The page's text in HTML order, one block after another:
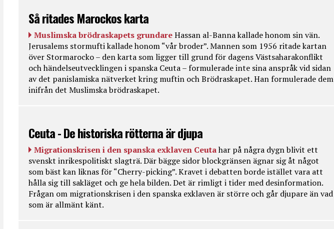
Så ritades Marockos karta
Muslimska brödraskapets grundareHassan al-Banna kallade honom sin vän.
Jerusalems stormufti kallade honom “vår broder”. Mannen som 1956 ritade kartan
över Stormarocko – den karta som ligger till grund för dagens Västsaharakonflikt
och händelseutvecklingen i spanska Ceuta – formulerade inte sina anspråk vid sidan
av det panislamiska nätverket kring muftin och Brödraskapet. Han formulerade dem
inifrån det Muslimska brödraskapet.
Ceuta - De historiska rötterna är djupa
Migrationskrisen i den spanska exklaven Ceutahar på några dygn blivit ett
svenskt inrikespolitiskt slagträ. Där bägge sidor blockgränsen ägnar sig åt något
som bäst kan liknas för “Cherry-picking”. Kravet i debatten borde istället vara att
hålla sig till sakläget och ge hela bilden. Det är rimligt i tider med desinformation.
Frågan om migrationskrisen i den spanska exklaven är större och går djupare än vad
som är allmänt känt.